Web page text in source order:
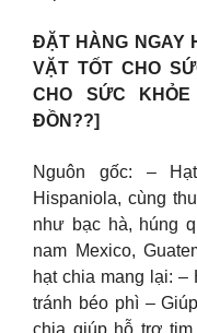
ĐẶT HÀNG NGAY
VẶT TỐT CHO
CHO SỨC
ĐỒN??]
Nguôn gốc: –
Hispaniola, cùng
như bạc hà, húng
nam Mexico,
hạt chia mang lại:
tránh béo phì –
chia giúp hỗ trợ